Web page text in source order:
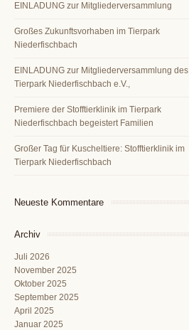
EINLADUNG zur Mitgliederversammlung
Großes Zukunftsvorhaben im Tierpark
Niederfischbach
EINLADUNG zur Mitgliederversammlung des
Tierpark Niederfischbach e.V.,
Premiere der Stofftierklinik im Tierpark
Niederfischbach begeistert Familien
Großer Tag für Kuscheltiere: Stofftierklinik im
Tierpark Niederfischbach
Neueste Kommentare
Archiv
Juli 2026
November 2025
Oktober 2025
September 2025
April 2025
Januar 2025